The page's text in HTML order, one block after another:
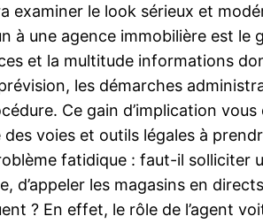
examiner le look sérieux et
à une agence immobilière est le
et la multitude informations
les démarches
Ce gain d’implication
voies et outils légales à
fatidique : faut-il
d’appeler les magasins en
? En effet, le rôle de l’agent